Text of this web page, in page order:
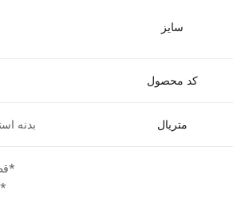
سایز
کد محصول
متریال بدنه
*قطر